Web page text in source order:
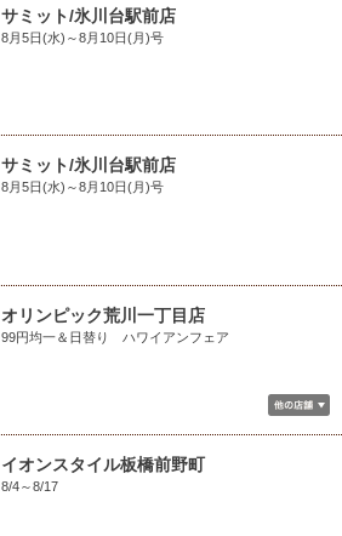
サミット/氷川台駅前店
8月5日(水)～8月10日(月)号
サミット/氷川台駅前店
8月5日(水)～8月10日(月)号
オリンピック荒川一丁目店
99円均一＆日替り ハワイアンフェア
イオンスタイル板橋前野町
8/4～8/17